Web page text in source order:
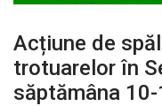
Acțiune de
trotuarelor în
săptămâna